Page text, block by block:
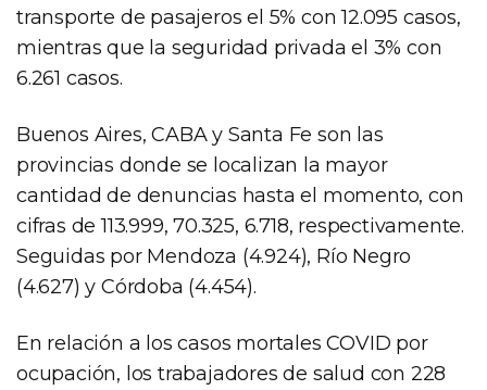
transporte de pasajeros el 5% con 12.095 casos,
mientras que la seguridad privada el 3% con
6.261 casos.
Buenos Aires, CABA y Santa Fe son las
provincias donde se localizan la mayor
cantidad de denuncias hasta el momento, con
cifras de 113.999, 70.325, 6.718, respectivamente.
Seguidas por Mendoza (4.924), Río Negro
(4.627) y Córdoba (4.454).
En relación a los casos mortales COVID por
ocupación, los trabajadores de salud con 228